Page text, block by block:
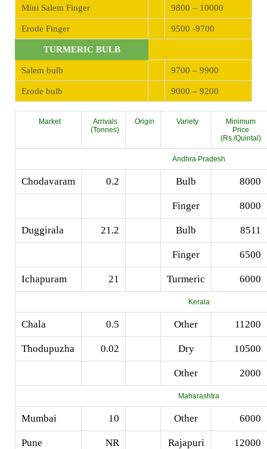
Mini Salem Finger 9800 – 10000
Erode Finger 9500 -9700
TURMERIC BULB
Salem bulb 9700 – 9900
Erode bulb 9000 – 9200
Market
Arrivals
(Tonnes)
Origin Variety
Minimum
Price
(Rs./Quintal)
Andhra Pradesh
Chodavaram 0.2 Bulb 8000
Finger 8000
Duggirala 21.2 Bulb 8511
Finger 6500
Ichapuram 21 Turmeric 6000
Kerala
Chala 0.5 Other 11200
Thodupuzha 0.02 Dry 10500
Other 2000
Maharashtra
Mumbai 10 Other 6000
Pune NR Rajapuri 12000